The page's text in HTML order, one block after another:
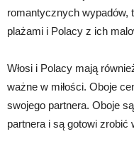
romantycznych wypadów,
plażami i Polacy z ich
Włosi i Polacy mają
ważne w miłości. Oboje
swojego partnera. Oboje
partnera i są gotowi zrobić